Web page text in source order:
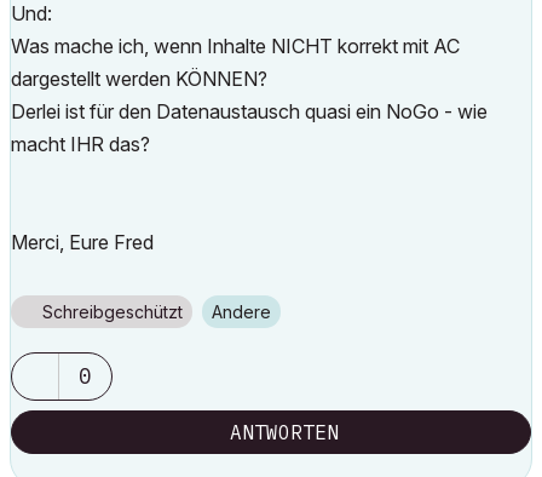
Und:
Was mache ich, wenn Inhalte NICHT korrekt mit AC
dargestellt werden KÖNNEN?
Derlei ist für den Datenaustausch quasi ein NoGo - wie
macht IHR das?
Merci, Eure Fred
Schreibgeschützt Andere
0
ANTWORTEN